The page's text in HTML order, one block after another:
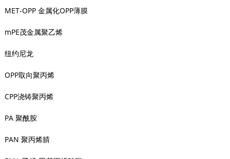
MET-OPP 金属化OPP薄膜
mPE茂金属聚乙烯
纽约尼龙
OPP取向聚丙烯
CPP浇铸聚丙烯
PA 聚酰胺
PAN 聚丙烯腈